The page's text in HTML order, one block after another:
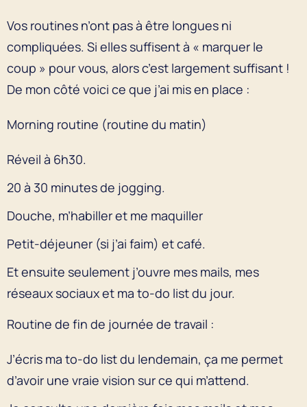
Vos routines n’ont pas à être longues ni
compliquées. Si elles suffisent à « marquer le
coup » pour vous, alors c’est largement suffisant !
De mon côté voici ce que j’ai mis en place :
Morning routine (routine du matin)
Réveil à 6h30.
20 à 30 minutes de jogging.
Douche, m’habiller et me maquiller
Petit-déjeuner (si j’ai faim) et café.
Et ensuite seulement j’ouvre mes mails, mes
réseaux sociaux et ma to-do list du jour.
Routine de fin de journée de travail :
J’écris ma to-do list du lendemain, ça me permet
d’avoir une vraie vision sur ce qui m’attend.